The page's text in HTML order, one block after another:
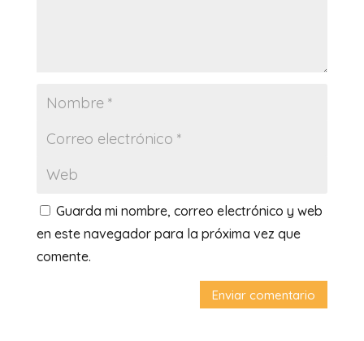
Guarda mi nombre, correo electrónico y web
en este navegador para la próxima vez que
comente.